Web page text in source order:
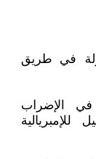
في طريق
في الإضراب